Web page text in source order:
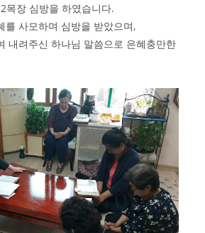
목장 심방을 하였습니다.
를 사모하며 심방을 받았으며,
내려주신 하나님 말씀으로 은혜충만한